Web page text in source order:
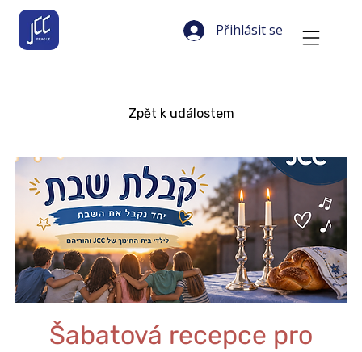
Přihlásit se
Zpět k událostem
Šabatová recepce pro